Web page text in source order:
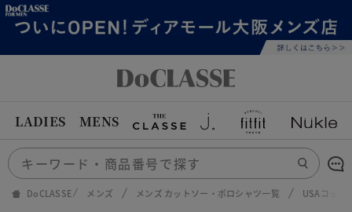
LADIES MENS
DoCLASSE メンズ メンズ カットソー・ポロシャツ一覧 USAコット